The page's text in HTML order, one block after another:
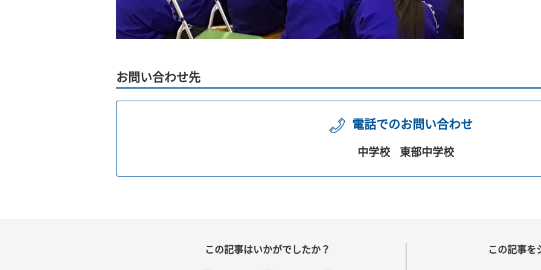
お問い合わせ先
電話でのお問い合わせ
中学校 東部中学校
この記事はいかがでしたか？ この記事を